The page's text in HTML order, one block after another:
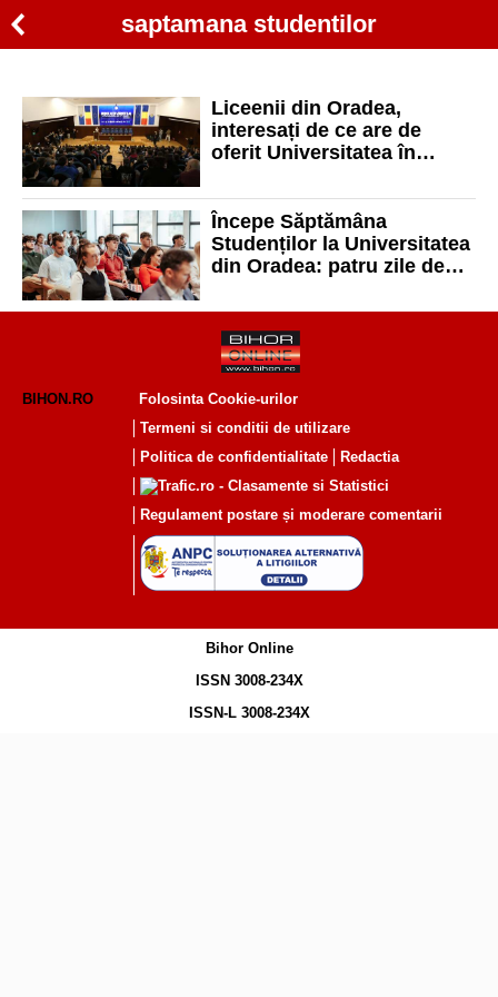
saptamana studentilor
Liceenii din Oradea,
interesați de ce are de
oferit Universitatea în
Universității din Oradea”.
Începe Săptămâna
Studenților la Universitatea
din Oradea: patru zile de
BIHON.RO
Folosinta Cookie-urilor
Termeni si conditii de utilizare
Politica de confidentialitate
Redactia
Regulament postare și moderare comentarii
Bihor Online
ISSN 3008-234X
ISSN-L 3008-234X